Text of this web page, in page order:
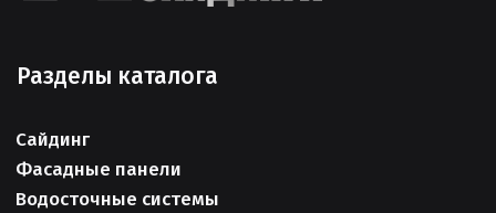
Разделы каталога
Сайдинг
Фасадные панели
Водосточные системы